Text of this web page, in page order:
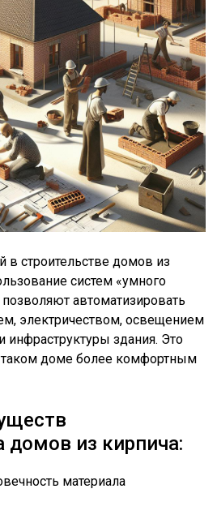
в строительстве домов из
систем «умного
автоматизировать
электричеством, освещением
инфраструктуры здания. Это
доме более комфортным
домов из кирпича:
материала